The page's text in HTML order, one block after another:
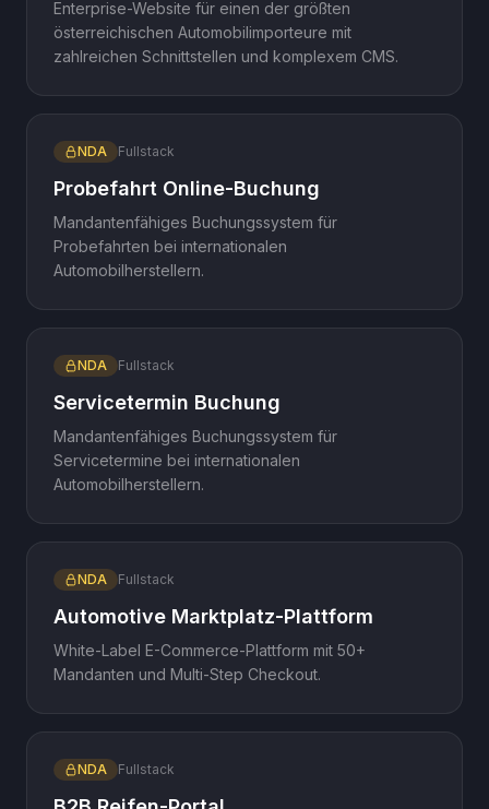
Enterprise-Website für einen der größten
österreichischen Automobilimporteure mit
zahlreichen Schnittstellen und komplexem CMS.
NDA Fullstack
Probefahrt Online-Buchung
Mandantenfähiges Buchungssystem für
Probefahrten bei internationalen
Automobilherstellern.
NDA Fullstack
Servicetermin Buchung
Mandantenfähiges Buchungssystem für
Servicetermine bei internationalen
Automobilherstellern.
NDA Fullstack
Automotive Marktplatz-Plattform
White-Label E-Commerce-Plattform mit 50+
Mandanten und Multi-Step Checkout.
NDA Fullstack